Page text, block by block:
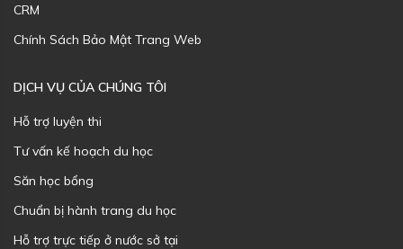
CRM
Chính Sách Bảo Mật Trang Web
DỊCH VỤ CỦA CHÚNG TÔI
Hỗ trợ luyện thi
Tư vấn kế hoạch du học
Săn học bổng
Chuẩn bị hành trang du học
Hỗ trợ trực tiếp ở nước sở tại